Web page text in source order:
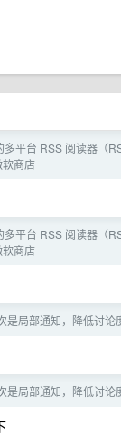
平台 RSS 阅读器（
商店
平台 RSS 阅读器（
商店
是局部通知，降低讨论
是局部通知，降低讨论